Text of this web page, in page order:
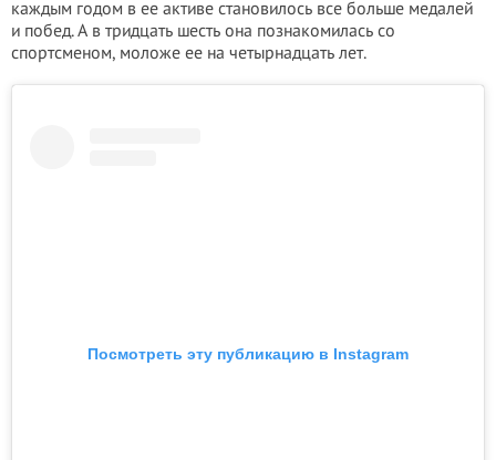
каждым годом в ее активе становилось все больше медалей
и побед. А в тридцать шесть она познакомилась со
спортсменом, моложе ее на четырнадцать лет.
Посмотреть эту публикацию в Instagram